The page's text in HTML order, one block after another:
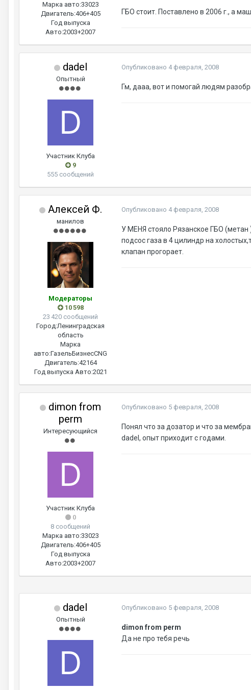
Марка авто:33023
Двигатель:406+405
Год выпуска
Авто:2003+2007
ГБО стоит. Поставлено в 2006 г., а
dadel
Опытный
Участник Клуба
9
555 сообщений
Опубликовано 4 февраля, 2008
Гм, дааа, вот и помогай людям
Алексей Ф.
манилов
Модераторы
10 598
23 420 сообщений
Город:Ленинградская
область
Марка
авто:ГазельБизнесCNG
Двигатель:42164
Год выпуска Авто:2021
Опубликовано 4 февраля, 2008
У МЕНЯ стояло Рязанское ГБО (метан
подсос газа в 4 цилиндр на
клапан прогорает.
dimon from
perm
Интересующийся
Участник Клуба
0
8 сообщений
Марка авто:33023
Двигатель:406+405
Год выпуска
Авто:2003+2007
Опубликовано 5 февраля, 2008
Понял что за дозатор и что за
dadel, опыт приходит с годами.
dadel
Опытный
Опубликовано 5 февраля, 2008
dimon from perm
Да не про тебя речь